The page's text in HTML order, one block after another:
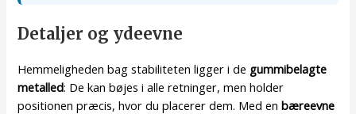
Detaljer og ydeevne
Hemmeligheden bag stabiliteten ligger i de gummibelagte
metalled: De kan bøjes i alle retninger, men holder
positionen præcis, hvor du placerer dem. Med enbæreevne